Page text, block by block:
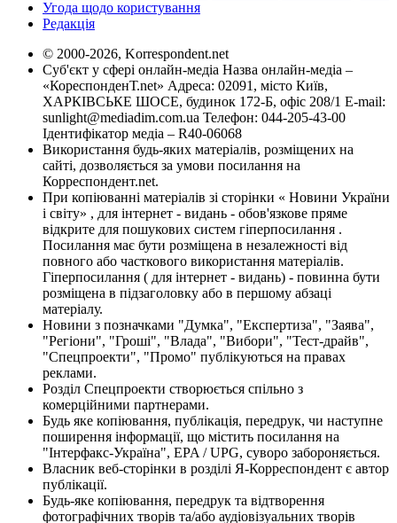
Угода щодо користування
Редакція
© 2000-2026, Korrespondent.net
Суб'єкт у сфері онлайн-медіа Назва онлайн-медіа –
«КореспонденТ.net» Адреса: 02091, місто Київ,
ХАРКІВСЬКЕ ШОСЕ, будинок 172-Б, офіс 208/1 E-mail:
sunlight@mediadim.com.ua Телефон: 044-205-43-00
Ідентифікатор медіа – R40-06068
Використання будь-яких матеріалів, розміщених на
сайті, дозволяється за умови посилання на
Корреспондент.net.
При копіюванні матеріалів зі сторінки « Новини України
і світу» , для інтернет - видань - обов'язкове пряме
відкрите для пошукових систем гіперпосилання .
Посилання має бути розміщена в незалежності від
повного або часткового використання матеріалів.
Гіперпосилання ( для інтернет - видань) - повинна бути
розміщена в підзаголовку або в першому абзаці
матеріалу.
Новини з позначками "Думка", "Експертиза", "Заява",
"Регіони", "Гроші", "Влада", "Вибори", "Тест-драйв",
"Спецпроекти", "Промо" публікуються на правах
реклами.
Розділ Спецпроекти створюється спільно з
комерційними партнерами.
Будь яке копіювання, публікація, передрук, чи наступне
поширення інформації, що містить посилання на
"Інтерфакс-Україна", EPA / UPG, суворо забороняється.
Власник веб-сторінки в розділі Я-Корреспондент є автор
публікації.
Будь-яке копіювання, передрук та відтворення
фотографічних творів та/або аудіовізуальних творів